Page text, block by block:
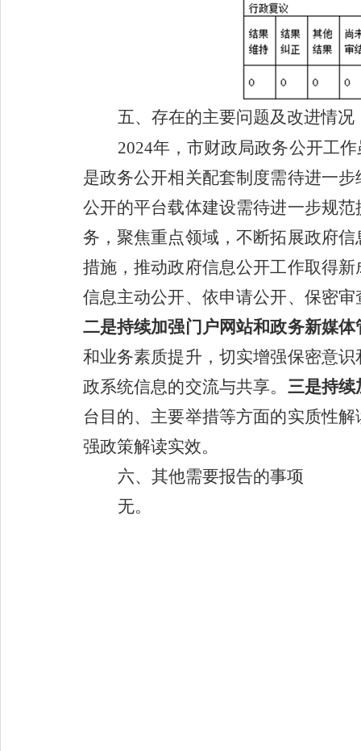
五、存在的主要问题及改进情况
2024年， 市财政局政务公开工
是政务公开相关配套制度需待进一步
公开的平台载体建设需待进一步规范
务，聚焦重点领域，不断拓展政府
措施，推动政府信息公开工作取得新
信息主动公开、依申请公开、保密
二是持续加强门户网站和政务新媒体
和业务素质提升，切实增强保密意
政系统信息的交流与共享。 三是持续
台目的、主要举措等方面的实质性
强政策解读实效。
六、其他需要报告的事项
无。